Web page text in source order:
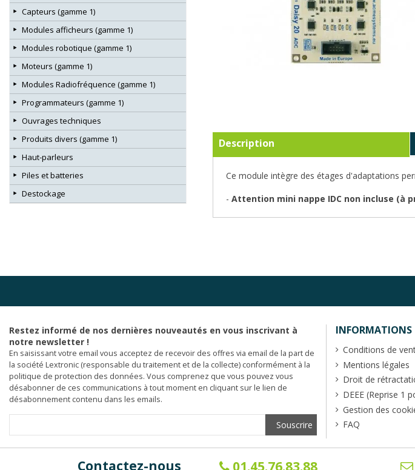
Description
Ce module intègre des étages d'adaptations
- Attention mini nappe IDC non incluse (à
Capteurs (gamme 1)
Modules afficheurs (gamme 1)
Modules robotique (gamme 1)
Moteurs (gamme 1)
Modules Radiofréquence (gamme 1)
Programmateurs (gamme 1)
Ouvrages techniques
Produits divers (gamme 1)
Haut-parleurs
Piles et batteries
Destockage
Restez informé de nos dernières nouveautés en vous inscrivant à
notre newsletter !
En saisissant votre email vous acceptez de recevoir des offres via email de la part de
la société Lextronic (responsable du traitement et de la collecte) conformément à la
politique de protection des données. Vous comprenez que vous pouvez vous
désabonner de ces communications à tout moment en cliquant sur le lien de
désabonnement contenu dans les emails.
INFORMATIONS
Conditions de
Mentions légales
Droit de
DEEE (Reprise 1
Gestion des
FAQ
Contactez-nous 01.45.76.83.88